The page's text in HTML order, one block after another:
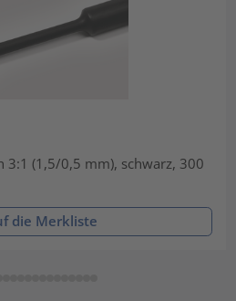
3:1 (1,5/0,5 mm), schwarz, 300
die Merkliste